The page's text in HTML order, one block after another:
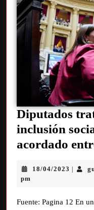
Diputados
inclusión
acordado
18/04/2023 |
pm
Fuente: Pagina 12 En